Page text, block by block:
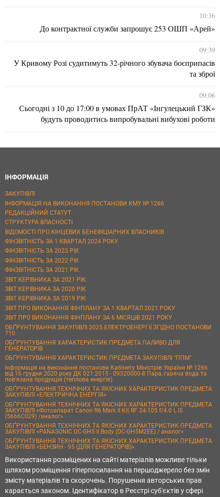
10:36
До контрактної служби запрошує 253 ОШП «Арей»
09:39
У Кривому Розі судитимуть 32-річного збувача боєприпасів
та зброї
09:06
Сьогодні з 10 до 17:00 в умовах ПрАТ «Інгулецький ГЗК»
будуть проводитись випробувальні вибухові роботи
ІНФОРМАЦІЯ
ЗАКУПІВЛІ
ІНФОРМАЦІЯ НА ВИКОНАННЯ ПОСТАНОВИ КМУ № 1266
РЕДАКЦІЙНИЙ СТАТУТ
СТРУКТУРА ВЛАСНОСТІ
ВІДОМОСТІ ПРО КІНЦЕВИХ БЕНЕФІЦІАРНИХ ВЛАСНИКІВ
ФІНЗВІТНІСТЬ ЗА 1 КВАРТАЛ 2024 РОКУ
ФІНЗВІТНІСТЬ ЗА 2023 РІК
ФІНЗВІТНІСТЬ ЗА 2022 РІК
ФІНЗВІТНІСТЬ ЗА 2021 РІК
ЗВІТ КЕРІВНИКА ЗА 2021 РІК
ЗВІТ КЕРІВНИКА ЗА 2020 РІК
ЗВІТ КЕРІВНИКА ЗА 2019 РІК
ЗВІТ ПРО ВИКОНАННЯ ФІНПЛАНУ ЗА 1 КВАРТАЛ 2021 РОКУ
ЗВІТ ПРО ВИКОНАННЯ ФІНПЛАНУ ЗА 6 МІСЯЦІВ 2021 РОКУ
ОБҐРУНТУВАННЯ ЗАКУПІВЛІ 2025 ЕЛЕКТРОЕНЕРГІЇ ЗГІДНО ПОСТАНОВИ
710
ОБҐРУНТУВАННЯ ХАРАКТЕРИСТИК ПРЕДМЕТА ПАЛИВО ДЛЯ
ГЕНЕРАТОРІВ
ОБҐРУНТУВАННЯ ХАРАКТЕРИСТИК ПРЕДМЕТА ЗАКУПІВЛІ "ППМ"
Інформація на виконання постанови Кабінету Міністрів України № 1266
від 16 грудня 2020 року ДК 021:2015 - 09320000-8 Пара, гаряча вода та
пов’язана продукція (теплова енергія)
ОБҐРУНТУВАННЯ ТЕХНІЧНИХ ТА ЯКІСНИХ ХАРАКТЕРИСТИК ПРЕДМЕТА
ЗАКУПІВЛІ «ЕЛЕКТРИЧНА ЕНЕРГІЯ»
ОБҐРУНТУВАННЯ ТЕХНІЧНИХ ТА ЯКІСНИХ ХАРАКТЕРИСТИК ПРЕДМЕТА
ЗАКУПІВЛІ «Фотоапарат Canon R6 Mark II Kit RF 24-105 f/4.0 L IS
(5666C029) /аналог»
ОБҐРУНТУВАННЯ ТЕХНІЧНИХ ТА ЯКІСНИХ ХАРАКТЕРИСТИК ПРЕДМЕТА
ЗАКУПІВЛІ «PANASONIC DC-GH5 II Body (DC-GH5M2EE) / аналог»
ОБҐРУНТУВАННЯ ТЕХНІЧНИХ ТА ЯКІСНИХ ХАРАКТЕРИСТИК ПРЕДМЕТА
ЗАКУПІВЛІ «БЕНЗИН - 95 (ДЛЯ ГЕНЕРАТОРІВ)»
Використання розміщених на сайті матеріалів можливе тільки
шляхом розміщення гіперпосилання на першоджерело без змін
змісту матеріалів та скорочень. Порушення авторських прав
карається законом. Ідентифікатор в Реєстрі суб'єктів у сфері